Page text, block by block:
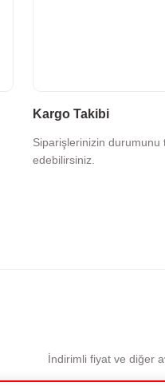
Kargo Takibi
Siparişlerinizin durumunu
edebilirsiniz.
İndirimli fiyat ve diğer